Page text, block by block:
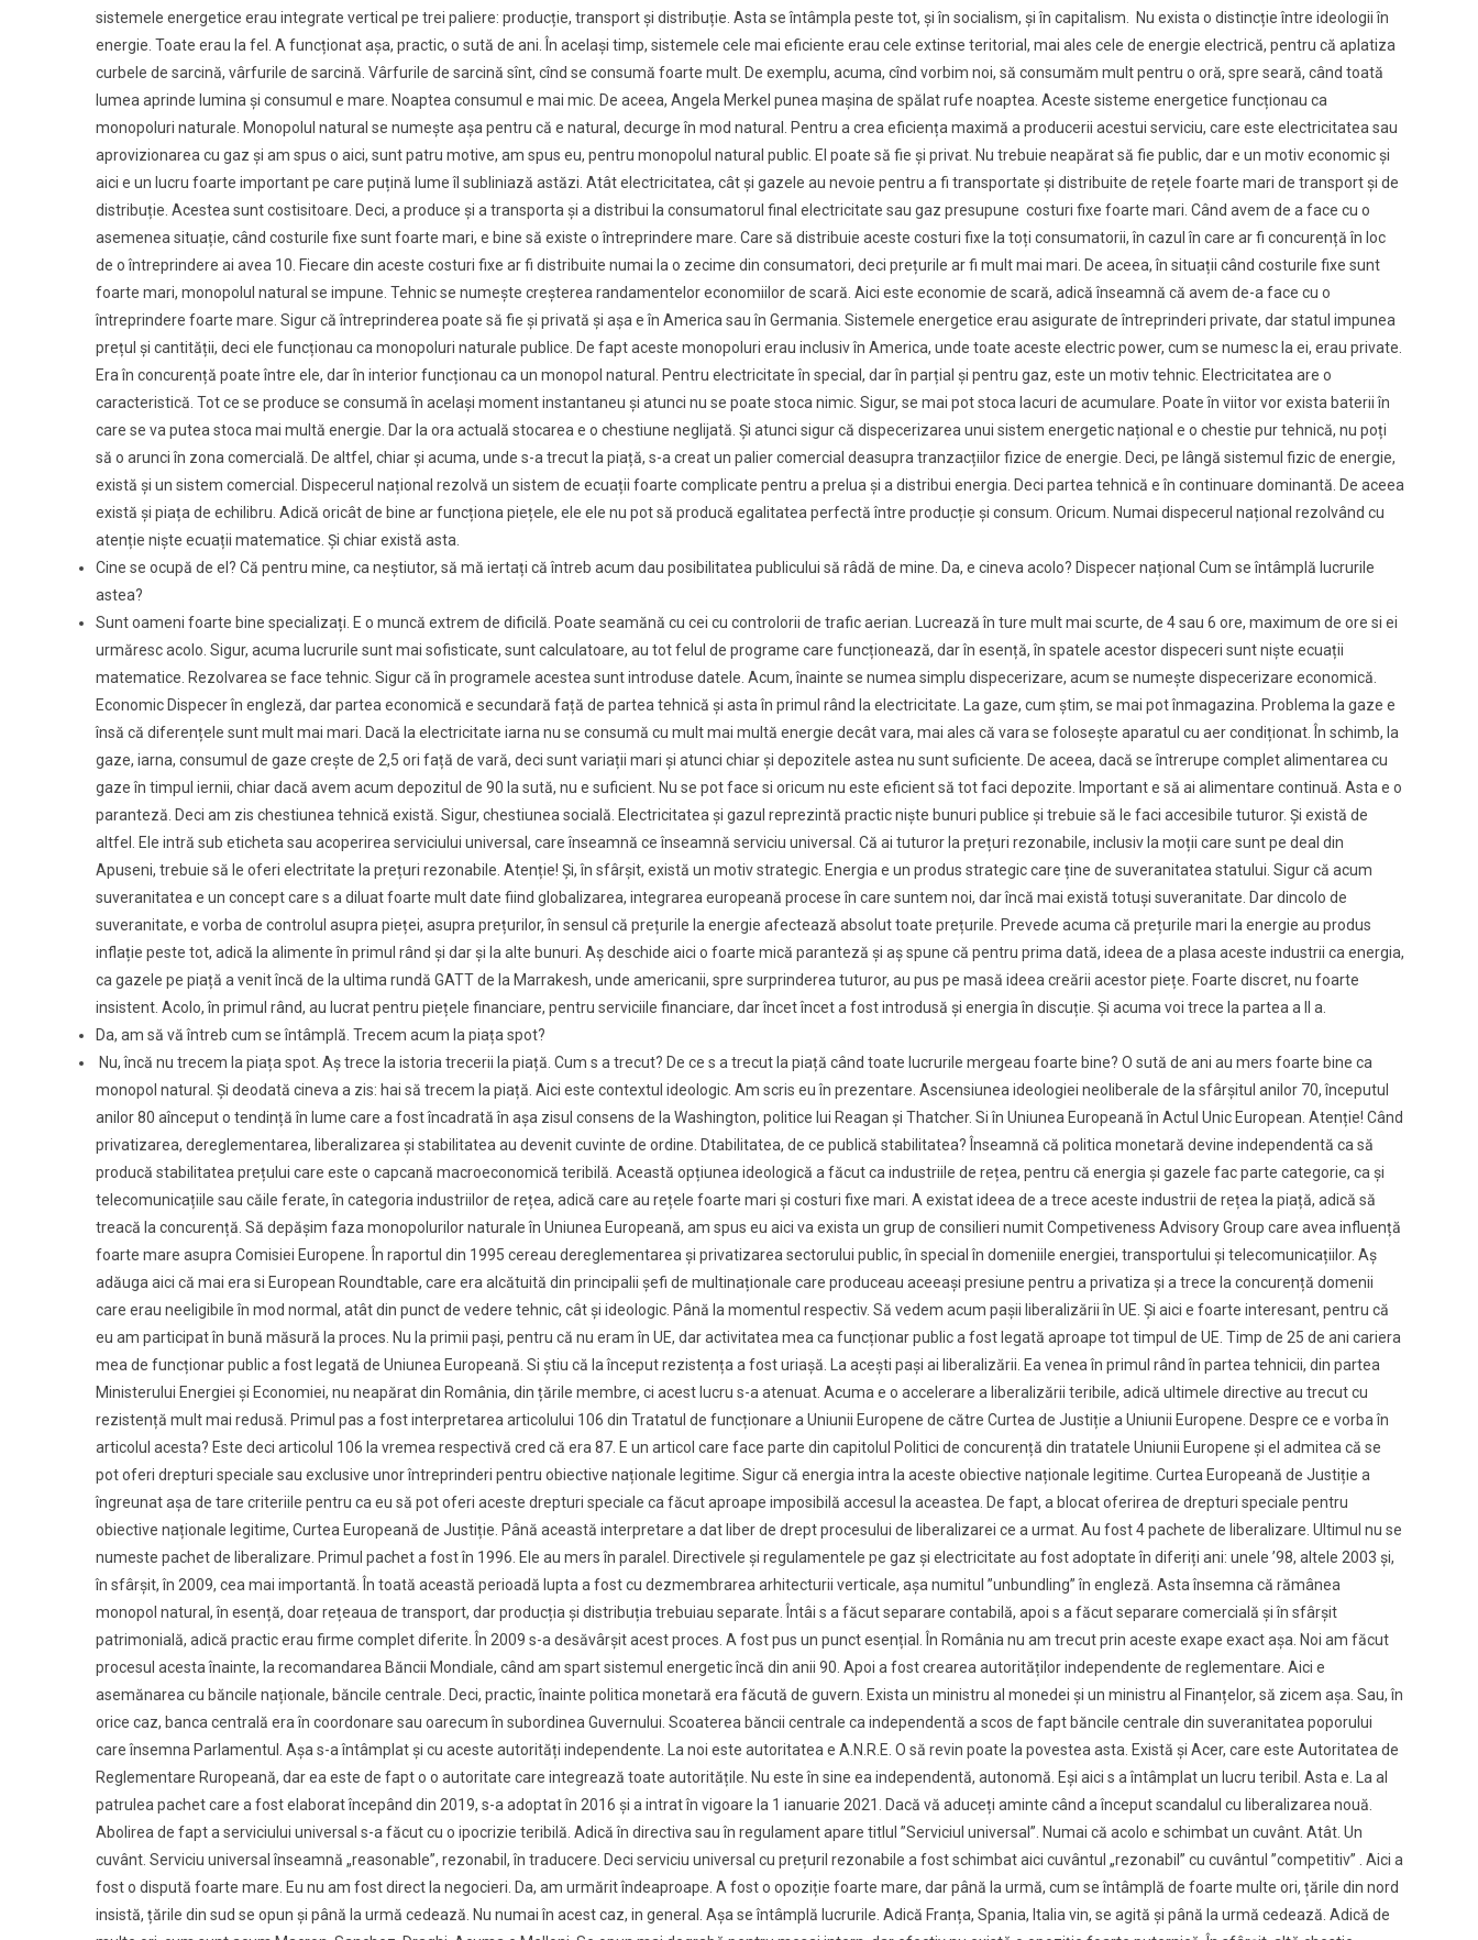
sistemele energetice erau integrate vertical pe trei paliere: producție, transport și distribuție. Asta se întâmpla peste tot, și în socialism, și în capitalism. Nu exista o distincție între ideologii în
energie. Toate erau la fel. A funcționat așa, practic, o sută de ani. În același timp, sistemele cele mai eficiente erau cele extinse teritorial, mai ales cele de energie electrică, pentru că aplatiza
curbele de sarcină, vârfurile de sarcină. Vârfurile de sarcină sînt, cînd se consumă foarte mult. De exemplu, acuma, cînd vorbim noi, să consumăm mult pentru o oră, spre seară, când toată
lumea aprinde lumina și consumul e mare. Noaptea consumul e mai mic. De aceea, Angela Merkel punea mașina de spălat rufe noaptea. Aceste sisteme energetice funcționau ca
monopoluri naturale. Monopolul natural se numește așa pentru că e natural, decurge în mod natural. Pentru a crea eficiența maximă a producerii acestui serviciu, care este electricitatea sau
aprovizionarea cu gaz și am spus o aici, sunt patru motive, am spus eu, pentru monopolul natural public. El poate să fie și privat. Nu trebuie neapărat să fie public, dar e un motiv economic și
aici e un lucru foarte important pe care puțină lume îl subliniază astăzi. Atât electricitatea, cât și gazele au nevoie pentru a fi transportate și distribuite de rețele foarte mari de transport și de
distribuție. Acestea sunt costisitoare. Deci, a produce și a transporta și a distribui la consumatorul final electricitate sau gaz presupune costuri fixe foarte mari. Când avem de a face cu o
asemenea situație, când costurile fixe sunt foarte mari, e bine să existe o întreprindere mare. Care să distribuie aceste costuri fixe la toți consumatorii, în cazul în care ar fi concurență în loc
de o întreprindere ai avea 10. Fiecare din aceste costuri fixe ar fi distribuite numai la o zecime din consumatori, deci prețurile ar fi mult mai mari. De aceea, în situații când costurile fixe sunt
foarte mari, monopolul natural se impune. Tehnic se numește creșterea randamentelor economiilor de scară. Aici este economie de scară, adică înseamnă că avem de-a face cu o
întreprindere foarte mare. Sigur că întreprinderea poate să fie și privată și așa e în America sau în Germania. Sistemele energetice erau asigurate de întreprinderi private, dar statul impunea
prețul și cantității, deci ele funcționau ca monopoluri naturale publice. De fapt aceste monopoluri erau inclusiv în America, unde toate aceste electric power, cum se numesc la ei, erau private.
Era în concurență poate între ele, dar în interior funcționau ca un monopol natural. Pentru electricitate în special, dar în parțial și pentru gaz, este un motiv tehnic. Electricitatea are o
caracteristică. Tot ce se produce se consumă în același moment instantaneu și atunci nu se poate stoca nimic. Sigur, se mai pot stoca lacuri de acumulare. Poate în viitor vor exista baterii în
care se va putea stoca mai multă energie. Dar la ora actuală stocarea e o chestiune neglijată. Și atunci sigur că dispecerizarea unui sistem energetic național e o chestie pur tehnică, nu poți
să o arunci în zona comercială. De altfel, chiar și acuma, unde s-a trecut la piață, s-a creat un palier comercial deasupra tranzacțiilor fizice de energie. Deci, pe lângă sistemul fizic de energie,
există și un sistem comercial. Dispecerul național rezolvă un sistem de ecuații foarte complicate pentru a prelua și a distribui energia. Deci partea tehnică e în continuare dominantă. De aceea
există și piața de echilibru. Adică oricât de bine ar funcționa piețele, ele ele nu pot să producă egalitatea perfectă între producție și consum. Oricum. Numai dispecerul național rezolvând cu
atenție niște ecuații matematice. Și chiar există asta.
Cine se ocupă de el? Că pentru mine, ca neștiutor, să mă iertați că întreb acum dau posibilitatea publicului să râdă de mine. Da, e cineva acolo? Dispecer național Cum se întâmplă lucrurile
astea?
Sunt oameni foarte bine specializați. E o muncă extrem de dificilă. Poate seamănă cu cei cu controlorii de trafic aerian. Lucrează în ture mult mai scurte, de 4 sau 6 ore, maximum de ore si ei
urmăresc acolo. Sigur, acuma lucrurile sunt mai sofisticate, sunt calculatoare, au tot felul de programe care funcționează, dar în esență, în spatele acestor dispeceri sunt niște ecuații
matematice. Rezolvarea se face tehnic. Sigur că în programele acestea sunt introduse datele. Acum, înainte se numea simplu dispecerizare, acum se numește dispecerizare economică.
Economic Dispecer în engleză, dar partea economică e secundară față de partea tehnică și asta în primul rând la electricitate. La gaze, cum știm, se mai pot înmagazina. Problema la gaze e
însă că diferențele sunt mult mai mari. Dacă la electricitate iarna nu se consumă cu mult mai multă energie decât vara, mai ales că vara se folosește aparatul cu aer condiționat. În schimb, la
gaze, iarna, consumul de gaze crește de 2,5 ori față de vară, deci sunt variații mari și atunci chiar și depozitele astea nu sunt suficiente. De aceea, dacă se întrerupe complet alimentarea cu
gaze în timpul iernii, chiar dacă avem acum depozitul de 90 la sută, nu e suficient. Nu se pot face si oricum nu este eficient să tot faci depozite. Important e să ai alimentare continuă. Asta e o
paranteză. Deci am zis chestiunea tehnică există. Sigur, chestiunea socială. Electricitatea și gazul reprezintă practic niște bunuri publice și trebuie să le faci accesibile tuturor. Și există de
altfel. Ele intră sub eticheta sau acoperirea serviciului universal, care înseamnă ce înseamnă serviciu universal. Că ai tuturor la prețuri rezonabile, inclusiv la moții care sunt pe deal din
Apuseni, trebuie să le oferi electritate la prețuri rezonabile. Atenție! Și, în sfârșit, există un motiv strategic. Energia e un produs strategic care ține de suveranitatea statului. Sigur că acum
suveranitatea e un concept care s a diluat foarte mult date fiind globalizarea, integrarea europeană procese în care suntem noi, dar încă mai există totuși suveranitate. Dar dincolo de
suveranitate, e vorba de controlul asupra pieței, asupra prețurilor, în sensul că prețurile la energie afectează absolut toate prețurile. Prevede acuma că prețurile mari la energie au produs
inflație peste tot, adică la alimente în primul rând și dar și la alte bunuri. Aș deschide aici o foarte mică paranteză și aș spune că pentru prima dată, ideea de a plasa aceste industrii ca energia,
ca gazele pe piață a venit încă de la ultima rundă GATT de la Marrakesh, unde americanii, spre surprinderea tuturor, au pus pe masă ideea creării acestor piețe. Foarte discret, nu foarte
insistent. Acolo, în primul rând, au lucrat pentru piețele financiare, pentru serviciile financiare, dar încet încet a fost introdusă și energia în discuție. Și acuma voi trece la partea a II a.
Da, am să vă întreb cum se întâmplă. Trecem acum la piața spot?
Nu, încă nu trecem la piața spot. Aș trece la istoria trecerii la piață. Cum s a trecut? De ce s a trecut la piață când toate lucrurile mergeau foarte bine? O sută de ani au mers foarte bine ca
monopol natural. Și deodată cineva a zis: hai să trecem la piață. Aici este contextul ideologic. Am scris eu în prezentare. Ascensiunea ideologiei neoliberale de la sfârșitul anilor 70, începutul
anilor 80 aînceput o tendință în lume care a fost încadrată în așa zisul consens de la Washington, politice lui Reagan și Thatcher. Si în Uniunea Europeană în Actul Unic European. Atenție! Când
privatizarea, dereglementarea, liberalizarea și stabilitatea au devenit cuvinte de ordine. Dtabilitatea, de ce publică stabilitatea? Înseamnă că politica monetară devine independentă ca să
producă stabilitatea prețului care este o capcană macroeconomică teribilă. Această opțiunea ideologică a făcut ca industriile de rețea, pentru că energia și gazele fac parte categorie, ca și
telecomunicațiile sau căile ferate, în categoria industriilor de rețea, adică care au rețele foarte mari și costuri fixe mari. A existat ideea de a trece aceste industrii de rețea la piață, adică să
treacă la concurență. Să depășim faza monopolurilor naturale în Uniunea Europeană, am spus eu aici va exista un grup de consilieri numit Competiveness Advisory Group care avea influență
foarte mare asupra Comisiei Europene. În raportul din 1995 cereau dereglementarea și privatizarea sectorului public, în special în domeniile energiei, transportului și telecomunicațiilor. Aș
adăuga aici că mai era si European Roundtable, care era alcătuită din principalii șefi de multinaționale care produceau aceeași presiune pentru a privatiza și a trece la concurență domenii
care erau neeligibile în mod normal, atât din punct de vedere tehnic, cât și ideologic. Până la momentul respectiv. Să vedem acum pașii liberalizării în UE. Și aici e foarte interesant, pentru că
eu am participat în bună măsură la proces. Nu la primii pași, pentru că nu eram în UE, dar activitatea mea ca funcționar public a fost legată aproape tot timpul de UE. Timp de 25 de ani cariera
mea de funcționar public a fost legată de Uniunea Europeană. Si știu că la început rezistența a fost uriașă. La acești pași ai liberalizării. Ea venea în primul rând în partea tehnicii, din partea
Ministerului Energiei și Economiei, nu neapărat din România, din țările membre, ci acest lucru s-a atenuat. Acuma e o accelerare a liberalizării teribile, adică ultimele directive au trecut cu
rezistență mult mai redusă. Primul pas a fost interpretarea articolului 106 din Tratatul de funcționare a Uniunii Europene de către Curtea de Justiție a Uniunii Europene. Despre ce e vorba în
articolul acesta? Este deci articolul 106 la vremea respectivă cred că era 87. E un articol care face parte din capitolul Politici de concurență din tratatele Uniunii Europene și el admitea că se
pot oferi drepturi speciale sau exclusive unor întreprinderi pentru obiective naționale legitime. Sigur că energia intra la aceste obiective naționale legitime. Curtea Europeană de Justiție a
îngreunat așa de tare criteriile pentru ca eu să pot oferi aceste drepturi speciale ca făcut aproape imposibilă accesul la aceastea. De fapt, a blocat oferirea de drepturi speciale pentru
obiective naționale legitime, Curtea Europeană de Justiție. Până această interpretare a dat liber de drept procesului de liberalizarei ce a urmat. Au fost 4 pachete de liberalizare. Ultimul nu se
numeste pachet de liberalizare. Primul pachet a fost în 1996. Ele au mers în paralel. Directivele și regulamentele pe gaz și electricitate au fost adoptate în diferiți ani: unele ’98, altele 2003 și,
în sfârșit, în 2009, cea mai importantă. În toată această perioadă lupta a fost cu dezmembrarea arhitecturii verticale, așa numitul ”unbundling” în engleză. Asta însemna că rămânea
monopol natural, în esență, doar rețeaua de transport, dar producția și distribuția trebuiau separate. Întâi s a făcut separare contabilă, apoi s a făcut separare comercială și în sfârșit
patrimonială, adică practic erau firme complet diferite. În 2009 s-a desăvârșit acest proces. A fost pus un punct esențial. În România nu am trecut prin aceste exape exact așa. Noi am făcut
procesul acesta înainte, la recomandarea Băncii Mondiale, când am spart sistemul energetic încă din anii 90. Apoi a fost crearea autorităților independente de reglementare. Aici e
asemănarea cu băncile naționale, băncile centrale. Deci, practic, înainte politica monetară era făcută de guvern. Exista un ministru al monedei și un ministru al Finanțelor, să zicem așa. Sau, în
orice caz, banca centrală era în coordonare sau oarecum în subordinea Guvernului. Scoaterea băncii centrale ca independentă a scos de fapt băncile centrale din suveranitatea poporului
care însemna Parlamentul. Așa s-a întâmplat și cu aceste autorități independente. La noi este autoritatea e A.N.R.E. O să revin poate la povestea asta. Există și Acer, care este Autoritatea de
Reglementare Ruropeană, dar ea este de fapt o o autoritate care integrează toate autoritățile. Nu este în sine ea independentă, autonomă. Eși aici s a întâmplat un lucru teribil. Asta e. La al
patrulea pachet care a fost elaborat începând din 2019, s-a adoptat în 2016 și a intrat în vigoare la 1 ianuarie 2021. Dacă vă aduceți aminte când a început scandalul cu liberalizarea nouă.
Abolirea de fapt a serviciului universal s-a făcut cu o ipocrizie teribilă. Adică în directiva sau în regulament apare titlul ”Serviciul universal”. Numai că acolo e schimbat un cuvânt. Atât. Un
cuvânt. Serviciu universal înseamnă „reasonable”, rezonabil, în traducere. Deci serviciu universal cu prețuril rezonabile a fost schimbat aici cuvântul „rezonabil” cu cuvântul ”competitiv” . Aici a
fost o dispută foarte mare. Eu nu am fost direct la negocieri. Da, am urmărit îndeaproape. A fost o opoziție foarte mare, dar până la urmă, cum se întâmplă de foarte multe ori, țările din nord
insistă, țările din sud se opun și până la urmă cedează. Nu numai în acest caz, in general. Așa se întâmplă lucrurile. Adică Franța, Spania, Italia vin, se agită și până la urmă cedează. Adică de